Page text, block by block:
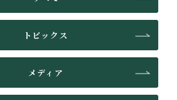
トピックス
メディア